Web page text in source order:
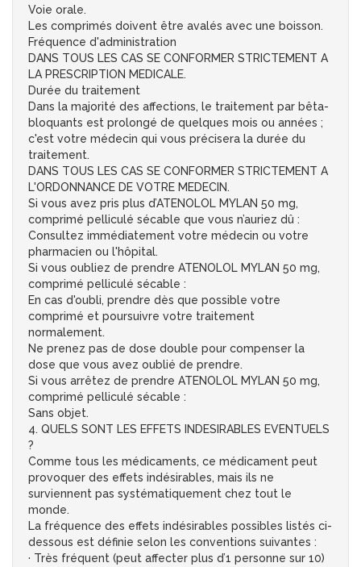
Voie orale.
Les comprimés doivent être avalés avec une boisson.
Fréquence d'administration
DANS TOUS LES CAS SE CONFORMER STRICTEMENT A
LA PRESCRIPTION MEDICALE.
Durée du traitement
Dans la majorité des affections, le traitement par bêta-
bloquants est prolongé de quelques mois ou années ;
c'est votre médecin qui vous précisera la durée du
traitement.
DANS TOUS LES CAS SE CONFORMER STRICTEMENT A
L'ORDONNANCE DE VOTRE MEDECIN.
Si vous avez pris plus d’ATENOLOL MYLAN 50 mg,
comprimé pelliculé sécable que vous n’auriez dû :
Consultez immédiatement votre médecin ou votre
pharmacien ou l'hôpital.
Si vous oubliez de prendre ATENOLOL MYLAN 50 mg,
comprimé pelliculé sécable :
En cas d'oubli, prendre dès que possible votre
comprimé et poursuivre votre traitement
normalement.
Ne prenez pas de dose double pour compenser la
dose que vous avez oublié de prendre.
Si vous arrêtez de prendre ATENOLOL MYLAN 50 mg,
comprimé pelliculé sécable :
Sans objet.
4. QUELS SONT LES EFFETS INDESIRABLES EVENTUELS
?
Comme tous les médicaments, ce médicament peut
provoquer des effets indésirables, mais ils ne
surviennent pas systématiquement chez tout le
monde.
La fréquence des effets indésirables possibles listés ci-
dessous est définie selon les conventions suivantes :
· Très fréquent (peut affecter plus d’1 personne sur 10)